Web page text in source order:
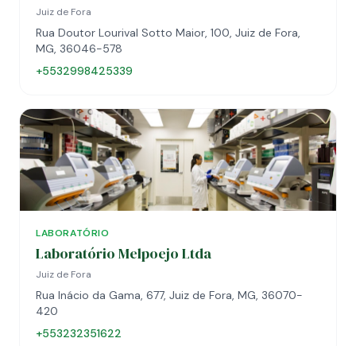
Juiz de Fora
Rua Doutor Lourival Sotto Maior, 100, Juiz de Fora,
MG, 36046-578
+5532998425339
LABORATÓRIO
Laboratório Melpoejo Ltda
Juiz de Fora
Rua Inácio da Gama, 677, Juiz de Fora, MG, 36070-
420
+553232351622